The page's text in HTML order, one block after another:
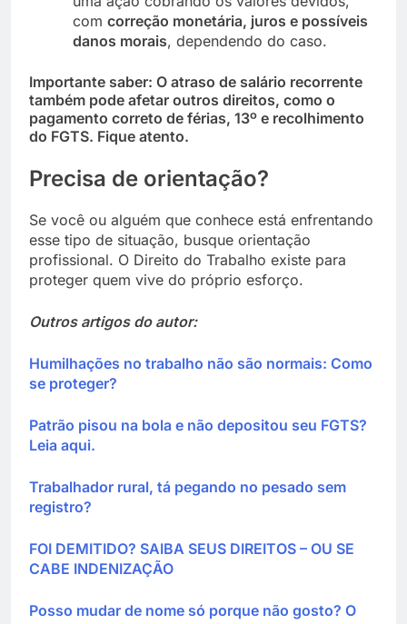
com correção monetária, juros e possíveis
danos morais, dependendo do caso.
Importante saber: O atraso de salário recorrente
também pode afetar outros direitos, como o
pagamento correto de férias, 13º e recolhimento
do FGTS. Fique atento.
Precisa de orientação?
Se você ou alguém que conhece está enfrentando
esse tipo de situação, busque orientação
profissional. O Direito do Trabalho existe para
proteger quem vive do próprio esforço.
Outros artigos do autor:
Humilhações no trabalho não são normais: Como
se proteger?
Patrão pisou na bola e não depositou seu FGTS?
Leia aqui.
Trabalhador rural, tá pegando no pesado sem
registro?
FOI DEMITIDO? SAIBA SEUS DIREITOS – OU SE
CABE INDENIZAÇÃO
Posso mudar de nome só porque não gosto? O